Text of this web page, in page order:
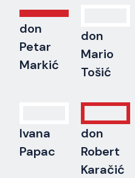
don
Petar
Markić
don
Mario
Tošić
Ivana
Papac
don
Robert
Karačić